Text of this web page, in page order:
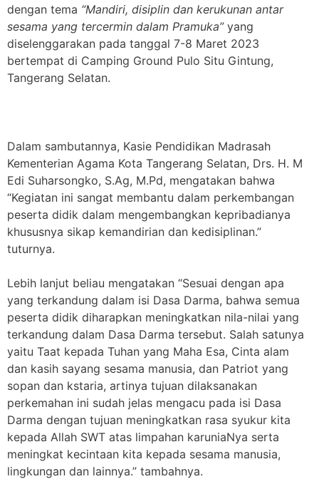
dengan tema “Mandiri, disiplin dan kerukunan antar
sesama yang tercermin dalam Pramuka”yang
diselenggarakan pada tanggal 7-8 Maret 2023
bertempat di Camping Ground Pulo Situ Gintung,
Tangerang Selatan.
Dalam sambutannya, Kasie Pendidikan Madrasah
Kementerian Agama Kota Tangerang Selatan, Drs. H. M
Edi Suharsongko, S.Ag, M.Pd, mengatakan bahwa
“Kegiatan ini sangat membantu dalam perkembangan
peserta didik dalam mengembangkan kepribadianya
khususnya sikap kemandirian dan kedisiplinan.”
tuturnya.
Lebih lanjut beliau mengatakan “Sesuai dengan apa
yang terkandung dalam isi Dasa Darma, bahwa semua
peserta didik diharapkan meningkatkan nila-nilai yang
terkandung dalam Dasa Darma tersebut. Salah satunya
yaitu Taat kepada Tuhan yang Maha Esa, Cinta alam
dan kasih sayang sesama manusia, dan Patriot yang
sopan dan kstaria, artinya tujuan dilaksanakan
perkemahan ini sudah jelas mengacu pada isi Dasa
Darma dengan tujuan meningkatkan rasa syukur kita
kepada Allah SWT atas limpahan karuniaNya serta
meningkat kecintaan kita kepada sesama manusia,
lingkungan dan lainnya.” tambahnya.